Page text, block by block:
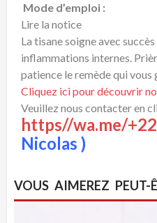
Mode d’emploi :
Lire la notice
La tisane soigne avec
inflammations internes.
patience le remède qui vous
Cliquez ici pour découvrir
Veuillez nous contacter en
https//wa.me/
Nicolas )
VOUS AIMEREZ PEUT-